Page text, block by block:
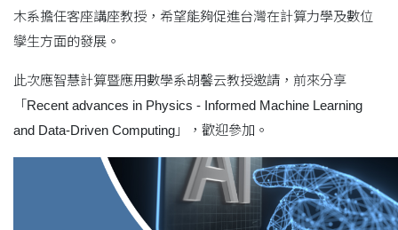
木系擔任客座講座教授，希望能夠促進台灣在計算力學及數位
孿生方面的發展。
此次應智慧計算暨應用數學系胡馨云教授邀請，前來分享
「Recent advances in Physics - Informed Machine Learning
and Data-Driven Computing」，歡迎參加。